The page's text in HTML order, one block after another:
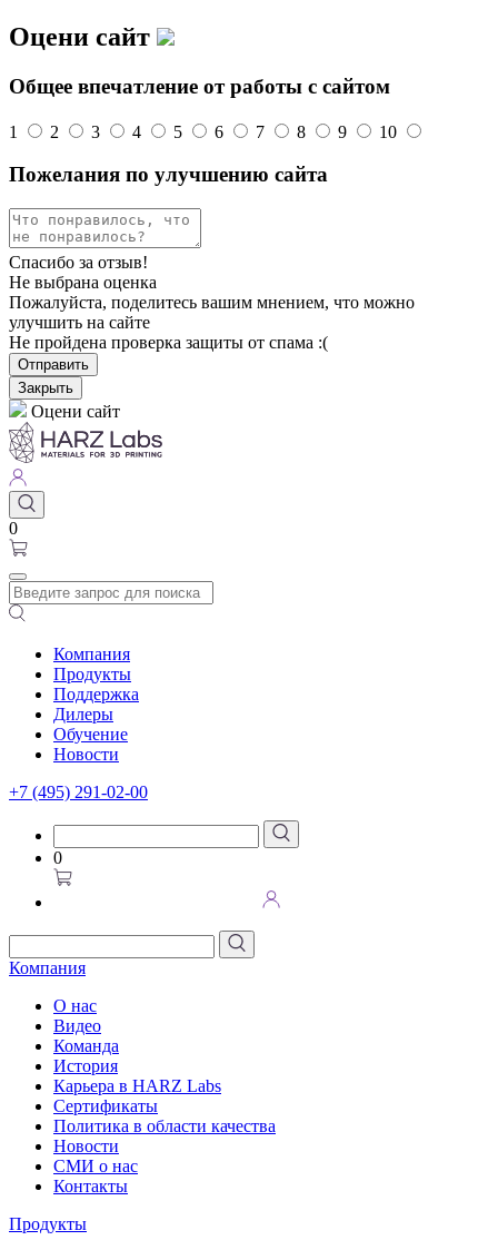
Оцени сайт
Общее впечатление от работы с сайтом
1 2 3 4 5 6 7 8 9 10
Пожелания по улучшению сайта
Спасибо за отзыв!
Не выбрана оценка
Пожалуйста, поделитесь вашим мнением, что можно
улучшить на сайте
Не пройдена проверка защиты от спама :(
Отправить
Закрыть
Оцени сайт
0
Компания
Продукты
Поддержка
Дилеры
Обучение
Новости
+7 (495) 291-02-00
0
Компания
О нас
Видео
Команда
История
Карьера в HARZ Labs
Сертификаты
Политика в области качества
Новости
СМИ о нас
Контакты
Продукты